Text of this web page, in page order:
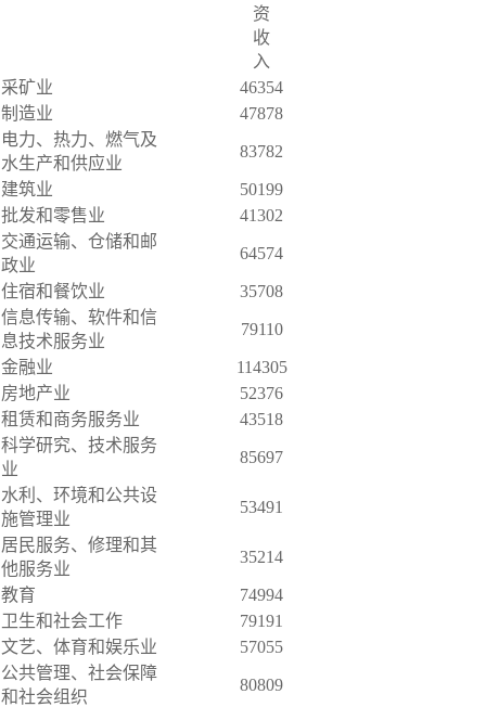
资
收
入
采矿业
46354
制造业
47878
电力、热力、燃气及
水生产和供应业
83782
建筑业
50199
批发和零售业
41302
交通运输、仓储和邮
政业
64574
住宿和餐饮业
35708
信息传输、软件和信
息技术服务业
79110
金融业
114305
房地产业
52376
租赁和商务服务业
43518
科学研究、技术服务
业
85697
水利、环境和公共设
施管理业
53491
居民服务、修理和其
他服务业
35214
教育
74994
卫生和社会工作
79191
文艺、体育和娱乐业
57055
公共管理、社会保障
和社会组织
80809